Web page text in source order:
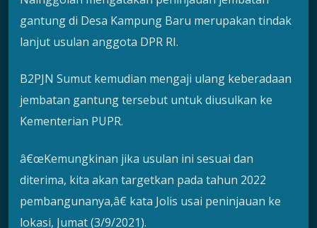
gantung di Desa Kampung Baru merupakan tindak
lanjut usulan anggota DPR RI.
B2PJN Sumut kemudian mengaji ulang keberadaan
jembatan gantung tersebut untuk diusulkan ke
Kementerian PUPR.
â€œKemungkinan jika usulan ini sesuai dan
diterima, kita akan targetkan pada tahun 2022
pembangunanya,â€ kata Jolis usai peninjauan ke
lokasi, Jumat (3/9/2021).